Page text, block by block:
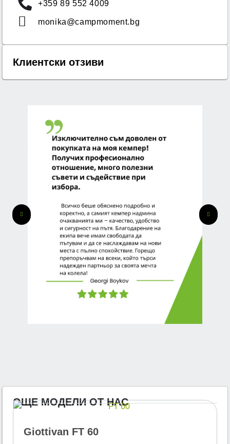
+359 89 552 4009
monika@campmoment.bg
Клиентски отзиви
ОЩЕ МОДЕЛИ ОТ НАС
Giottivan FT 60